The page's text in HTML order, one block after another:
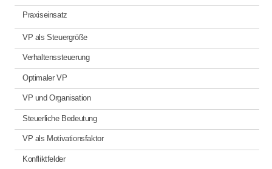
Praxiseinsatz
VP als Steuergröße
Verhaltenssteuerung
Optimaler VP
VP und Organisation
Steuerliche Bedeutung
VP als Motivationsfaktor
Konfliktfelder